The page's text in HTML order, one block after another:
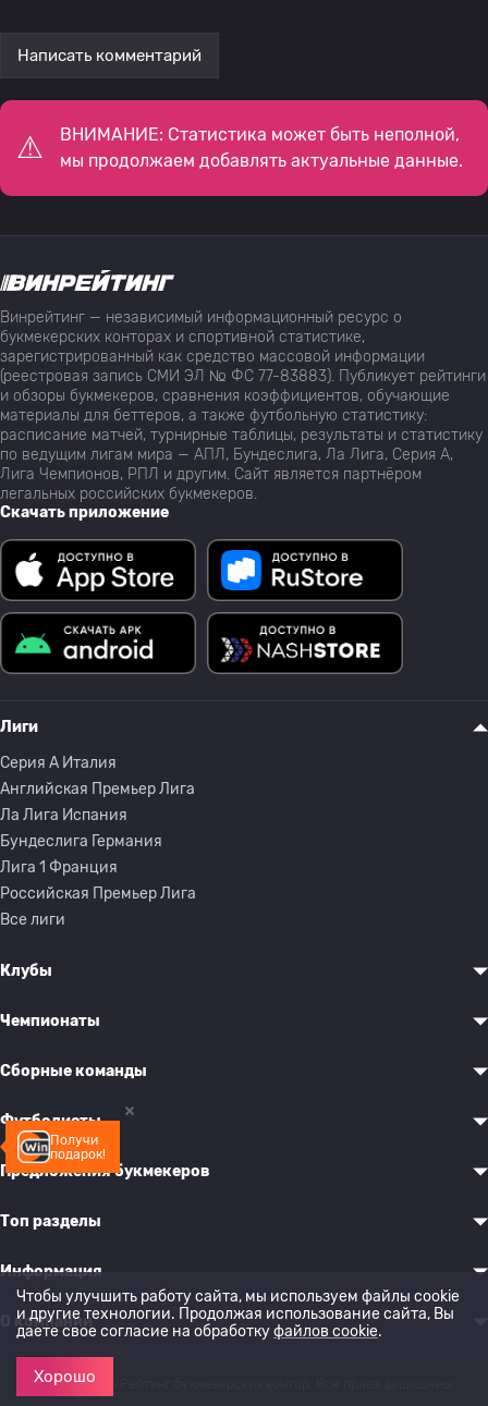
Написать комментарий
ВНИМАНИЕ: Статистика может быть неполной,
мы продолжаем добавлять актуальные данные.
Получи
подарок!
Винрейтинг — независимый информационный ресурс о
букмекерских конторах и спортивной статистике,
зарегистрированный как средство массовой информации
(реестровая запись СМИ ЭЛ № ФС 77-83883). Публикует рейтинги
и обзоры букмекеров, сравнения коэффициентов, обучающие
материалы для беттеров, а также футбольную статистику:
расписание матчей, турнирные таблицы, результаты и статистику
по ведущим лигам мира — АПЛ, Бундеслига, Ла Лига, Серия А,
Лига Чемпионов, РПЛ и другим. Сайт является партнёром
легальных российских букмекеров.
Скачать приложение
Лиги
Серия A Италия
Английская Премьер Лига
Ла Лига Испания
Бундеслига Германия
Лига 1 Франция
Российская Премьер Лига
Все лиги
Клубы
Чемпионаты
Сборные команды
Футболисты
Предложения букмекеров
Топ разделы
Информация
О компании
© 2022-2026 Рейтинг букмекерских контор. Все права защищены.
Чтобы улучшить работу сайта, мы используем файлы cookie
и другие технологии. Продолжая использование сайта, Вы
даете свое согласие на обработкуфайлов cookie.
Хорошо